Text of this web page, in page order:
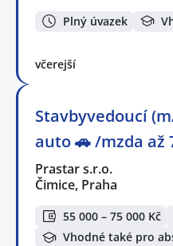
Plný úvazek
včerejší
Stavbyvedoucí
auto 🚗 /mzda až
Prastar s.r.o.
Čimice, Praha
55 000 – 75 000 Kč
Vhodné také pro